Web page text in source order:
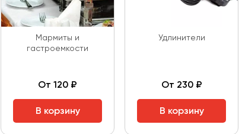
Мармиты и
гастроемкости
От 120 ₽
В корзину
Удлинители
От 230 ₽
В корзину